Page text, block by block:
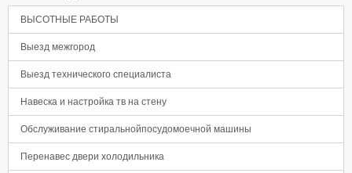
ВЫСОТНЫЕ РАБОТЫ
Выезд межгород
Выезд технического специалиста
Навеска и настройка тв на стену
Обслуживание стиральнойпосудомоечной машины
Перенавес двери холодильника